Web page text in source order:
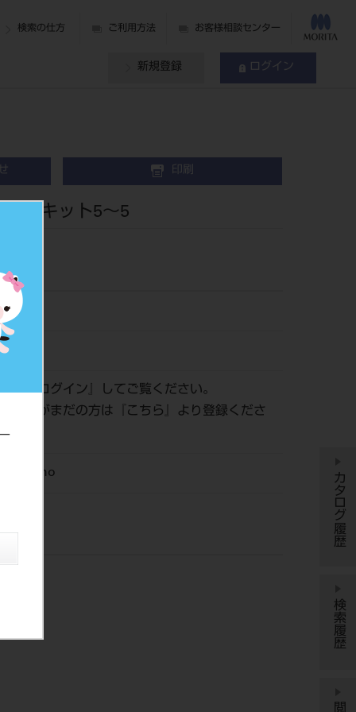
検索の仕方 ご利用方法 お客様相談センター
新規登録 ログイン
印刷
例キット5～5
は『ログイン 』してご覧ください。
登録がまだの方は『
こちら 』より登録くださ
Ortho カタログ履歴
検索履歴